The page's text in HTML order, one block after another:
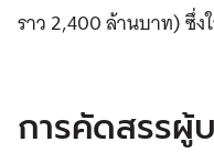
ราว 2,400 ล้านบาท) ซึ่
การคัดสรรผู้